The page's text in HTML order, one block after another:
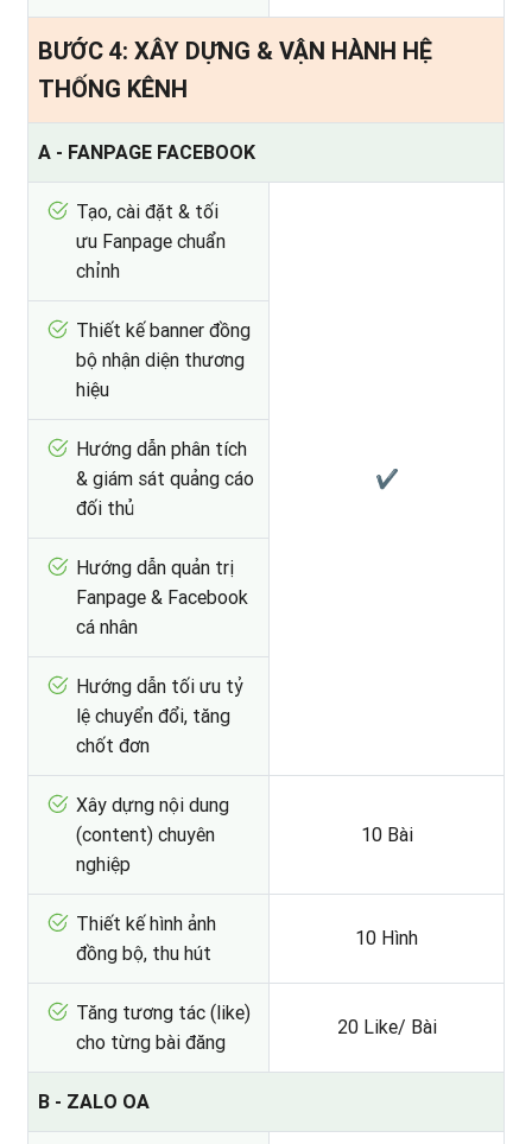
BƯỚC 4: XÂY DỰNG & VẬN HÀNH HỆ
THỐNG KÊNH
A - FANPAGE FACEBOOK
Tạo, cài đặt & tối
ưu Fanpage chuẩn
chỉnh
✔
Thiết kế banner đồng
bộ nhận diện thương
hiệu
Hướng dẫn phân tích
& giám sát quảng cáo
đối thủ
Hướng dẫn quản trị
Fanpage & Facebook
cá nhân
Hướng dẫn tối ưu tỷ
lệ chuyển đổi, tăng
chốt đơn
Xây dựng nội dung
(content) chuyên
nghiệp
10 Bài
Thiết kế hình ảnh
đồng bộ, thu hút
10 Hình
Tăng tương tác (like)
cho từng bài đăng
20 Like/ Bài
B - ZALO OA